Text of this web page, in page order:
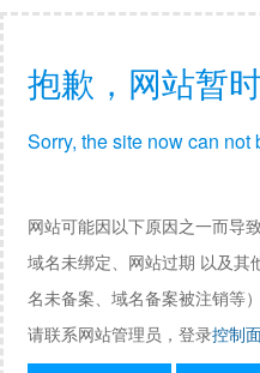
抱歉，网站暂
Sorry, the site now can not
网站可能因以下原因之一而导
域名未绑定、网站过期 以及其
名未备案、域名备案被注销等
请联系网站管理员，登录控制